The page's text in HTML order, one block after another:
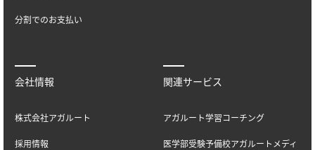
分割でのお支払い
会社情報
株式会社アガルート
採用情報
関連サービス
アガルート学習コーチング
医学部受験予備校アガルートメディ